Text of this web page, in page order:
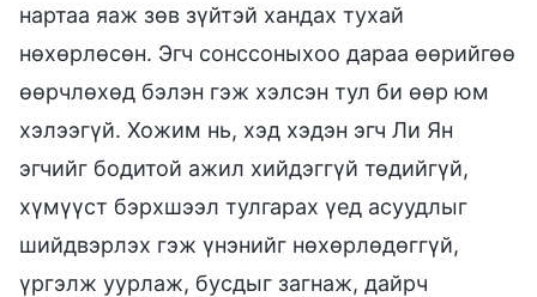
нартаа яаж зөв зүйтэй хандах тухай
нөхөрлөсөн. Эгч сонссоныхоо дараа өөрийгөө
өөрчлөхөд бэлэн гэж хэлсэн тул би өөр юм
хэлээгүй. Хожим нь, хэд хэдэн эгч Ли Ян
эгчийг бодитой ажил хийдэггүй төдийгүй,
хүмүүст бэрхшээл тулгарах үед асуудлыг
шийдвэрлэх гэж үнэнийг нөхөрлөдөггүй,
үргэлж уурлаж, бусдыг загнаж, дайрч